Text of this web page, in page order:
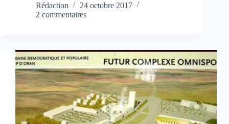
Rédaction
24 octobre 2017
2 commentaires